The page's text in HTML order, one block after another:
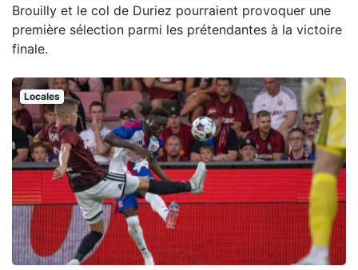
Brouilly et le col de Duriez pourraient provoquer une
première sélection parmi les prétendantes à la victoire
finale.
Locales